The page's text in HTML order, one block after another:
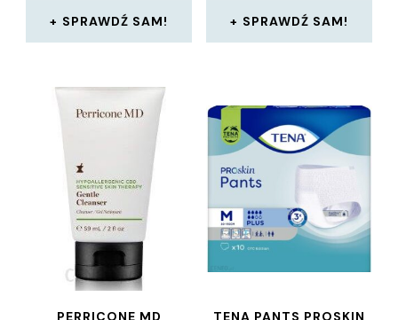
SPRAWDŹ SAM! SPRAWDŹ SAM!
PERRICONE MD TENA PANTS PROSKIN